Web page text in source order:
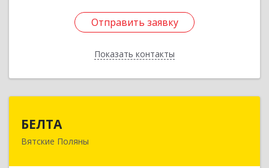
Отправить заявку
Показать контакты
Отправить заявку
Назад
БЕЛТА
Вятские Поляны
612960, Кировская обл, Вятские Поляны г,